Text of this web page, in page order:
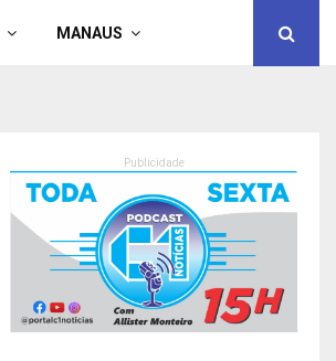
MANAUS
Publicidade